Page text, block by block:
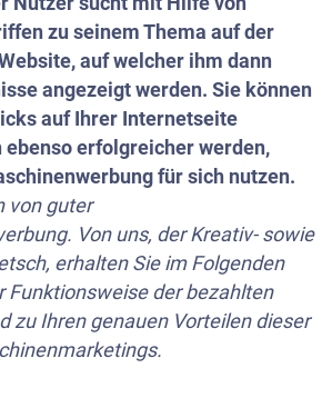
zu seinem Thema auf der
auf welcher ihm dann
angezeigt werden. Sie können
auf Ihrer Internetseite
ebenso erfolgreicher werden,
für sich nutzen.
von guter
Von uns, der Kreativ- sowie
erhalten Sie im Folgenden
Funktionsweise der bezahlten
zu Ihren genauen Vorteilen dieser